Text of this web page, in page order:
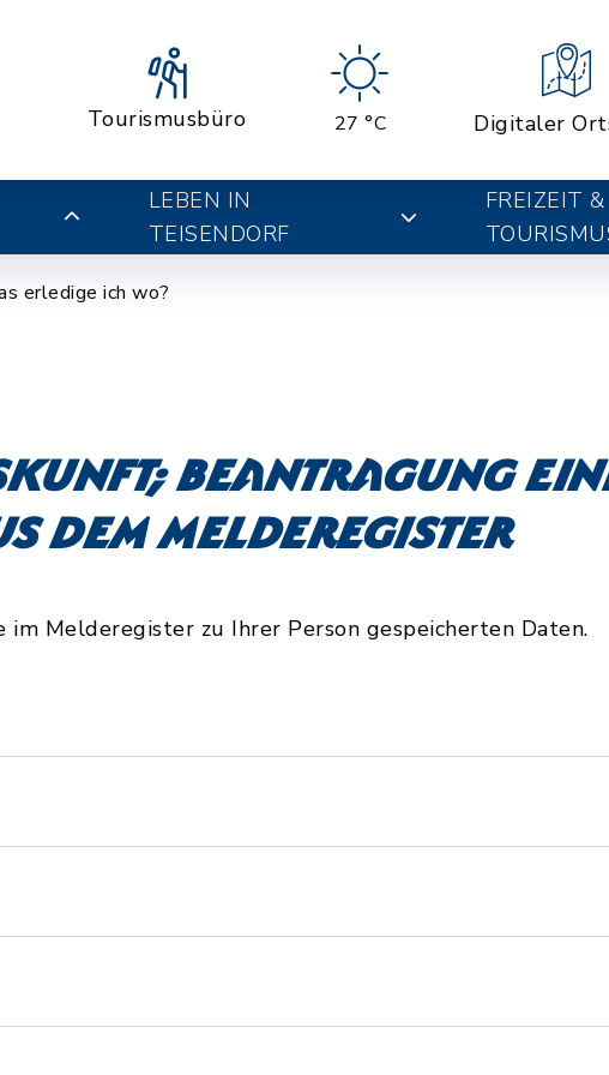
Tourismusbüro 27 °C Digitaler
LEBEN IN
TEISENDORF
FREIZEIT &
erledige ich wo?
Beantragung
dem Melderegister
Melderegister zu Ihrer Person gespeicherten Daten.